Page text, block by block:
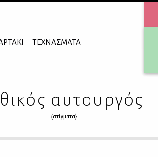
ΤΕΧΝΑΣΜΑΤΑ
αυτουργός
{στίγματα}